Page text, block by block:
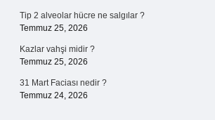
Tip 2 alveolar hücre ne salgılar ?
Temmuz 25, 2026
Kazlar vahşi midir ?
Temmuz 25, 2026
31 Mart Faciası nedir ?
Temmuz 24, 2026